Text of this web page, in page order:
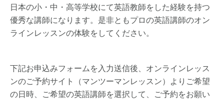
日本の小・中・高等学校にて英語教師をした経験を持つ
優秀な講師になります。是非ともプロの英語講師のオン
ラインレッスンの体験をしてください。
下記お申込みフォームを入力送信後、オンラインレッス
ンのご予約サイト（マンツーマンレッスン）よりご希望
の日時、ご希望の英語講師を選択して、ご予約をお願い